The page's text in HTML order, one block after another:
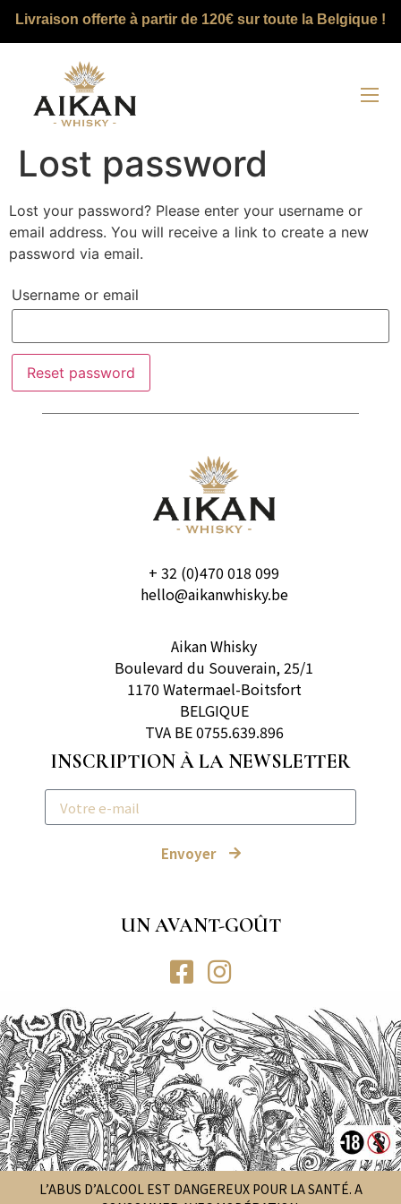
Livraison offerte à partir de 120€ sur toute la Belgique !
Lost password
Lost your password? Please enter your username or
email address. You will receive a link to create a new
password via email.
Username or email
Reset password
+ 32 (0)470 018 099
hello@aikanwhisky.be
Aikan Whisky
Boulevard du Souverain, 25/1
1170 Watermael-Boitsfort
BELGIQUE
TVA BE 0755.639.896
INSCRIPTION À LA NEWSLETTER
Envoyer
UN AVANT-GOÛT
L’ABUS D’ALCOOL EST DANGEREUX POUR LA SANTÉ. A